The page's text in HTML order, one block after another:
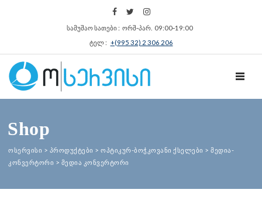
სამუშაო სათები : ორშ‑პარ. 09:00‑19:00
ტელ : +(995 32) 2 306 206
Shop
ოსერვისი > პროდუქტები > ოპტიკურ-ბოჭკოვანი ქსელები > მედია-
კონვერტორი > მედია კონვერტორი